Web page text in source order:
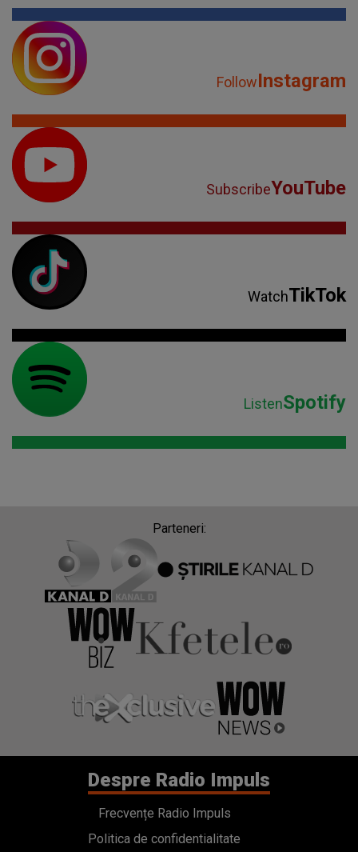
FollowInstagram
SubscribeYouTube
WatchTikTok
ListenSpotify
Parteneri:
Despre Radio Impuls
Frecvențe Radio Impuls
Politica de confidentialitate